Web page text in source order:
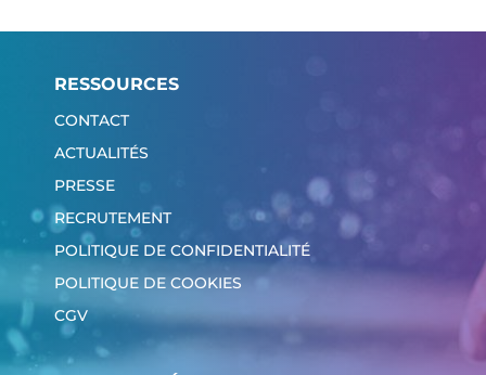
RESSOURCES
CONTACT
ACTUALITÉS
PRESSE
RECRUTEMENT
POLITIQUE DE CONFIDENTIALITÉ
POLITIQUE DE COOKIES
CGV